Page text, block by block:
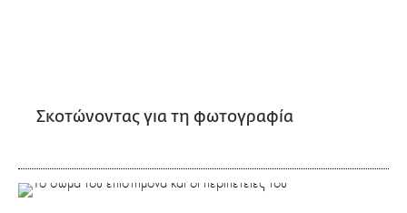
Σκοτώνοντας για τη φωτογραφία